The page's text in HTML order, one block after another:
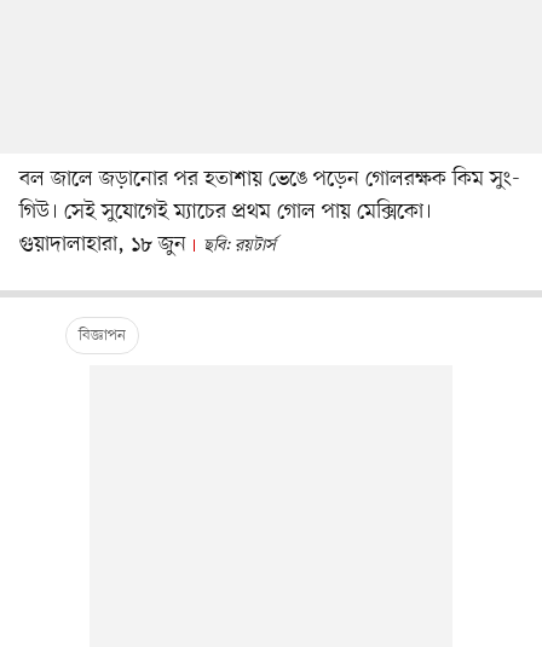
বল জালে জড়ানোর পর হতাশায় ভেঙে পড়েন গোলরক্ষক কিম সুং-
গিউ। সেই সুযোগেই ম্যাচের প্রথম গোল পায় মেক্সিকো।
গুয়াদালাহারা, ১৮ জুন
ছবি: রয়টার্স